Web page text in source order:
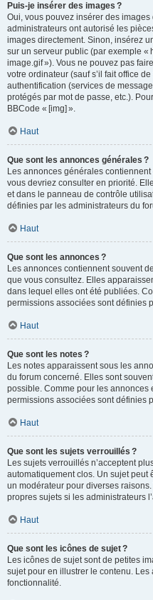
Puis-je insérer des images ?
Oui, vous pouvez insérer des
administrateurs ont autorisé les
images directement. Sinon, insérez
sur un serveur public (par exemple «
image.gif »). Vous ne pouvez pas
votre ordinateur (sauf s’il fait office
authentification (services de
protégés par mot de passe, etc.).
BBCode « [img] ».
Haut
Que sont les annonces générales ?
Les annonces générales
vous devriez consulter en priorité.
et dans le panneau de contrôle
définies par les administrateurs du
Haut
Que sont les annonces ?
Les annonces contiennent souvent
que vous consultez. Elles
dans lequel elles ont été publiées.
permissions associées sont définies
Haut
Que sont les notes ?
Les notes apparaissent sous les
du forum concerné. Elles sont
possible. Comme pour les annonces
permissions associées sont définies
Haut
Que sont les sujets verrouillés ?
Les sujets verrouillés n’acceptent
automatiquement clos. Un sujet peut
un modérateur pour diverses
propres sujets si les administrateurs
Haut
Que sont les icônes de sujet ?
Les icônes de sujet sont de petites
sujet pour en illustrer le contenu.
fonctionnalité.